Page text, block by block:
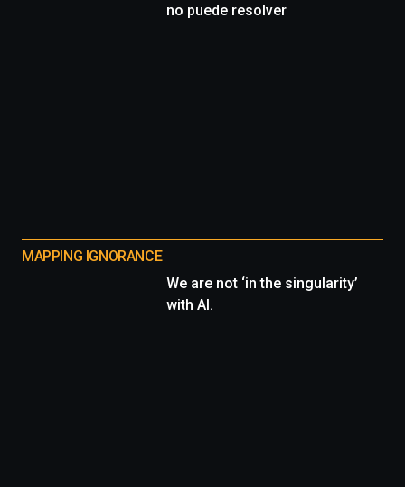
no puede resolver
MAPPING IGNORANCE
We are not ‘in the singularity’
with AI.